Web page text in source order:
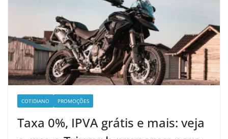
COTIDIANO PROMOÇÕES
Taxa 0%, IPVA grátis e mais: veja